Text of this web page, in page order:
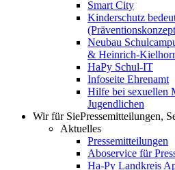
Smart City
Kinderschutz
Neubau
& Heinrich-
HaPy Schul-IT
Infoseite Ehrenamt
Hilfe bei sexuellen
Jugendlichen
Wir für SiePressemitteilungen,
Aktuelles
Pressemitteilungen
Aboservice für
Ha-Py Landkreis